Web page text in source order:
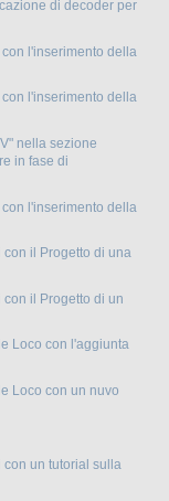
di decoder per
l'inserimento della
l'inserimento della
nella sezione
in fase di
l'inserimento della
il Progetto di una
il Progetto di un
Loco con l'aggiunta
Loco con un nuvo
un tutorial sulla